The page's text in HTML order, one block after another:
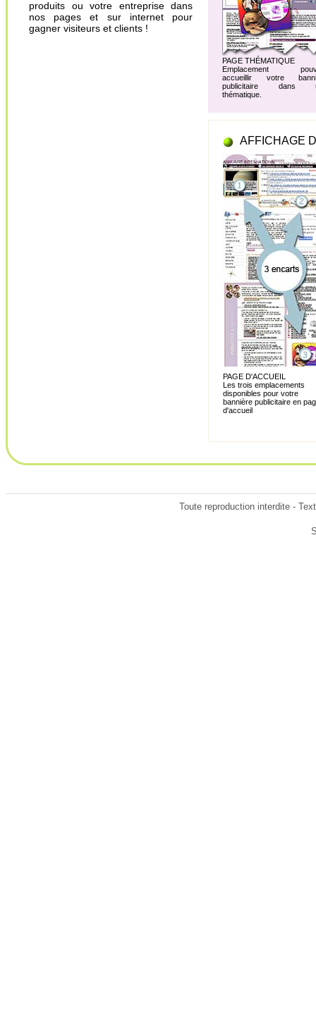
produits ou votre entreprise dans
nos pages et sur internet pour
gagner visiteurs et clients !
PAGE THÉMATIQUE
Emplacement
accueillir votre
publicitaire dans
thématique.
AFFICHAGE
PAGE D'ACCUEIL
Les trois emplacements
disponibles pour votre
bannière publicitaire en
d'accueil
Toute reproduction interdite -